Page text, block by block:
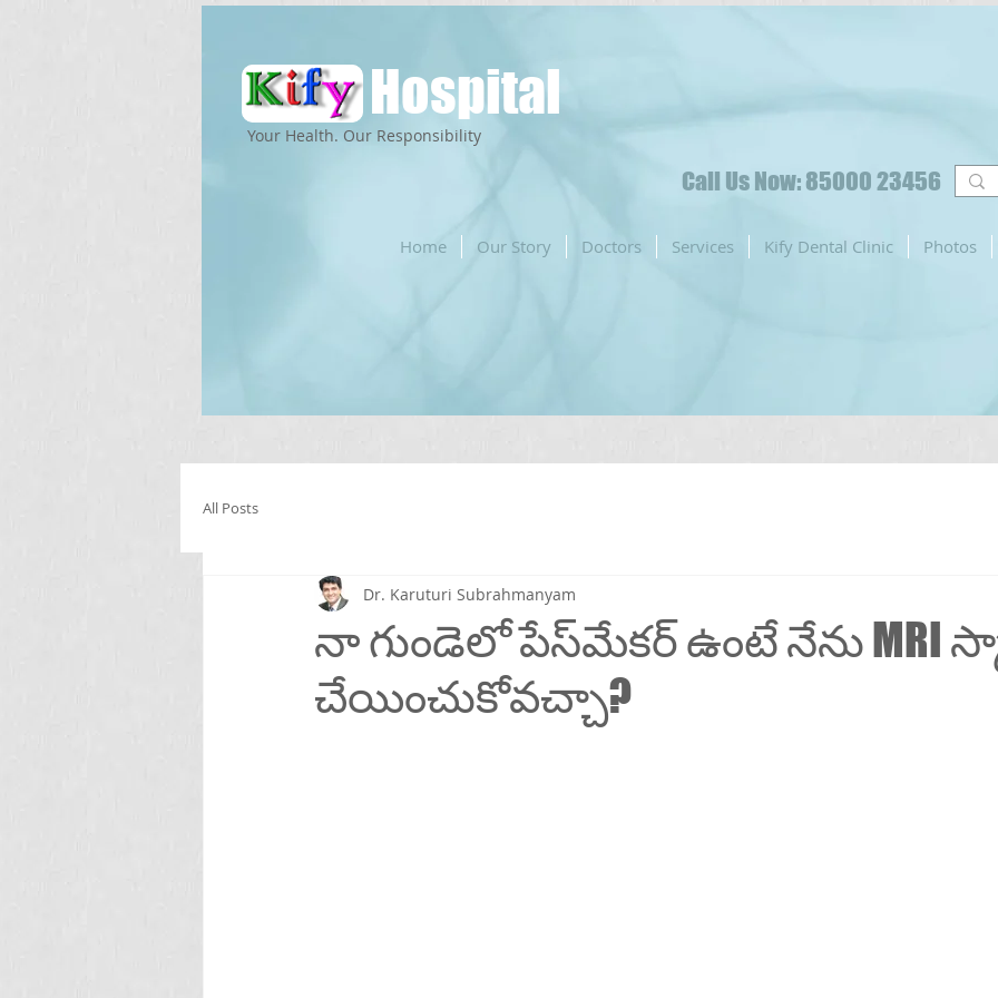
Hospital
Call Us Now: 85000 23456
Home Our Story Doctors Services Kify Dental Clinic Photos
Your Health. Our Responsibility
All Posts
నా గుండెలో పేస్‌మేకర్ ఉంటే నేను MRI
చేయించుకోవచ్చా?
Dr. Karuturi Subrahmanyam